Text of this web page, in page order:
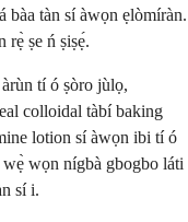
bàa tàn sí àwọn ẹlòmíràn.
rẹ̀ ṣe ń ṣiṣẹ́.
tí ó ṣòro jùlọ,
colloidal tàbí baking
lotion sí àwọn ibi tí ó
wọn nígbà gbogbo láti
sí i.